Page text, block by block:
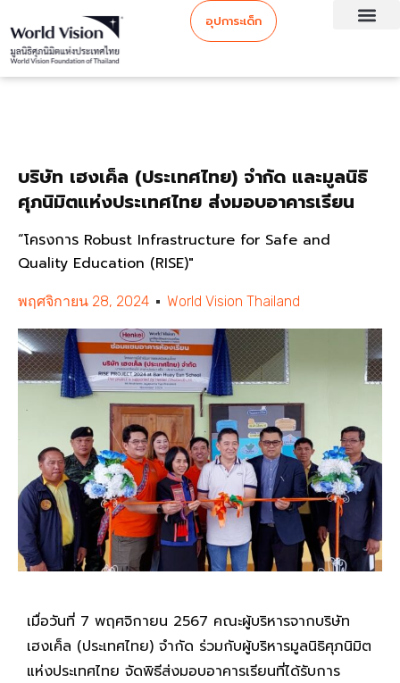
อุปการะเด็ก
บริษัท เฮงเค็ล (ประเทศไทย) จำกัด และมูลนิธิ
ศุภนิมิตแห่งประเทศไทย ส่งมอบอาคารเรียน
“โครงการ Robust Infrastructure for Safe and
Quality Education (RISE)"
พฤศจิกายน 28, 2024 World Vision Thailand
เมื่อวันที่ 7 พฤศจิกายน 2567 คณะผู้บริหารจากบริษัท
เฮงเค็ล (ประเทศไทย) จำกัด ร่วมกับผู้บริหารมูลนิธิศุภนิมิต
แห่งประเทศไทย จัดพิธีส่งมอบอาคารเรียนที่ได้รับการ